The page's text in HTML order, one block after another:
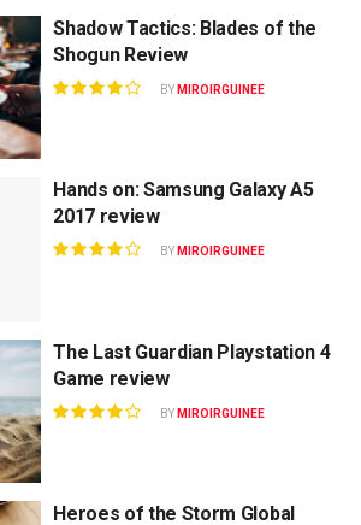
Shadow Tactics: Blades of the
Shogun Review
BY MIROIRGUINEE
Hands on: Samsung Galaxy A5
2017 review
BY MIROIRGUINEE
The Last Guardian Playstation 4
Game review
BY MIROIRGUINEE
Heroes of the Storm Global